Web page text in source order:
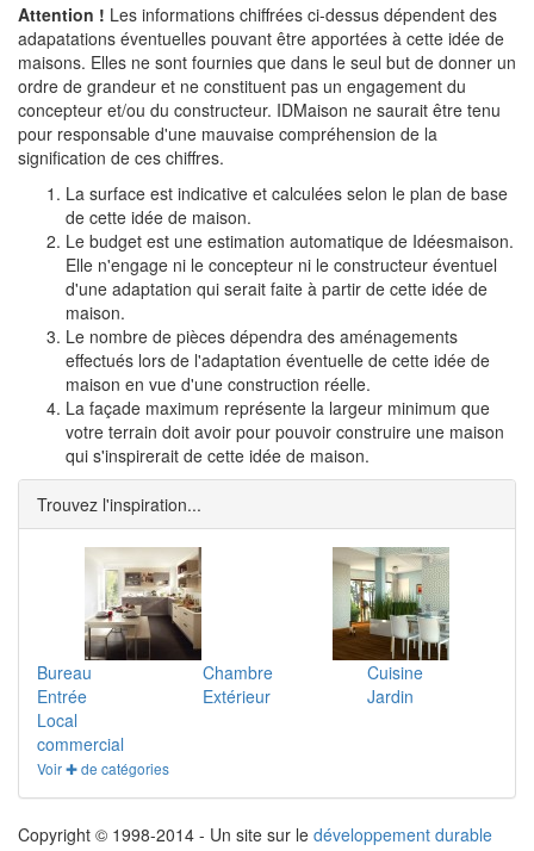
Attention ! Les informations chiffrées ci-dessus dépendent des
adapatations éventuelles pouvant être apportées à cette idée de
maisons. Elles ne sont fournies que dans le seul but de donner un
ordre de grandeur et ne constituent pas un engagement du
concepteur et/ou du constructeur. IDMaison ne saurait être tenu
pour responsable d'une mauvaise compréhension de la
signification de ces chiffres.
La surface est indicative et calculées selon le plan de base
de cette idée de maison.
Le budget est une estimation automatique de Idéesmaison.
Elle n'engage ni le concepteur ni le constructeur éventuel
d'une adaptation qui serait faite à partir de cette idée de
maison.
Le nombre de pièces dépendra des aménagements
effectués lors de l'adaptation éventuelle de cette idée de
maison en vue d'une construction réelle.
La façade maximum représente la largeur minimum que
votre terrain doit avoir pour pouvoir construire une maison
qui s'inspirerait de cette idée de maison.
Trouvez l'inspiration...
Bureau Chambre
Cuisine
Entrée
Extérieur
Jardin
Local
commercial
Voir ✚ de catégories
Copyright © 1998-2014 - Un site sur le développement durable